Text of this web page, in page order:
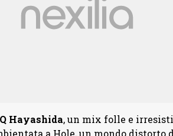
Q Hayashida, un mix folle e
a Hole, un mondo distorto